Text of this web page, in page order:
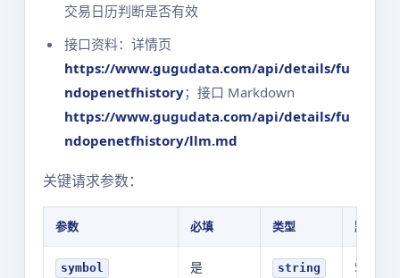
交易日历判断是否有效
接口资料：详情页
https://www.gugudata.com/api/details/fu
ndopenetfhistory；接口 Markdown
https://www.gugudata.com/api/details/fu
ndopenetfhistory/llm.md
关键请求参数：
参数 必填 类型 默认值
symbol 是 string 511010